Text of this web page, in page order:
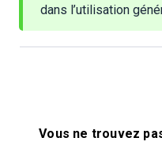
dans l’utilisation
Vous ne trouvez